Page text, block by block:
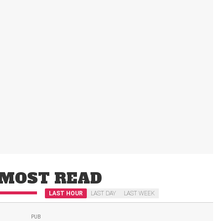
READ
LAST HOUR LAST DAY LAST WEEK